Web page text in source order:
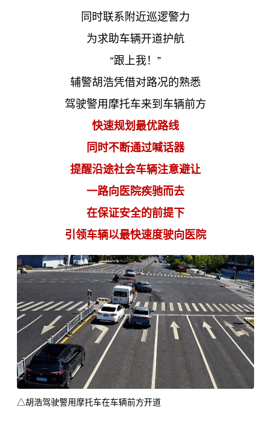
同时联系附近巡逻警力
为求助车辆开道护航
“跟上我！”
辅警胡浩凭借对路况的熟悉
驾驶警用摩托车来到车辆前方
快速规划最优路线
同时不断通过喊话器
提醒沿途社会车辆注意避让
一路向医院疾驰而去
在保证安全的前提下
引领车辆以最快速度驶向医院
△胡浩驾驶警用摩托车在车辆前方开道